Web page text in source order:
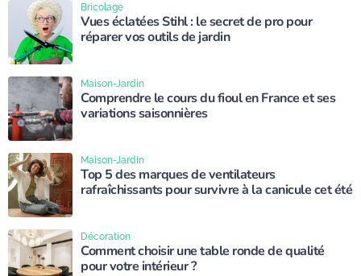
Vues éclatées Stihl : le secret de pro pour
réparer vos outils de jardin
Bricolage
Comprendre le cours du fioul en France et ses
variations saisonnières
Maison-Jardin
Top 5 des marques de ventilateurs
rafraîchissants pour survivre à la canicule cet été
Maison-Jardin
Comment choisir une table ronde de qualité
pour votre intérieur ?
Décoration